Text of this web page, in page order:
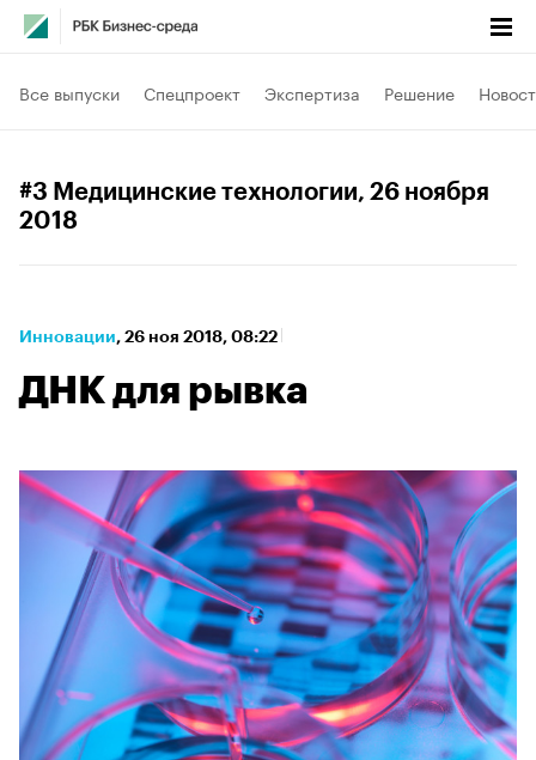
Все выпуски Спецпроект Экспертиза Решение
#3 Медицинские технологии, 26 ноября
2018
Инновации⁠, 26 ноя 2018, 08:22
ДНК для рывка